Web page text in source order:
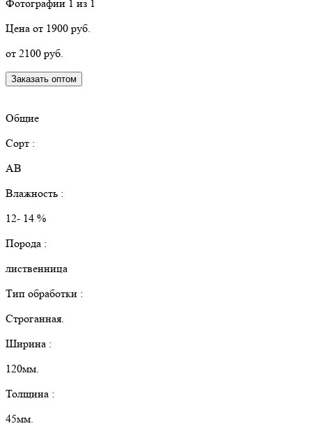
Фотографии 1 из 1
Цена от 1900 руб.
от 2100 руб.
Заказать оптом
Общие
Сорт :
АВ
Влажность :
12- 14 %
Порода :
лиственница
Тип обработки :
Строганная.
Ширина :
120мм.
Толщина :
45мм.